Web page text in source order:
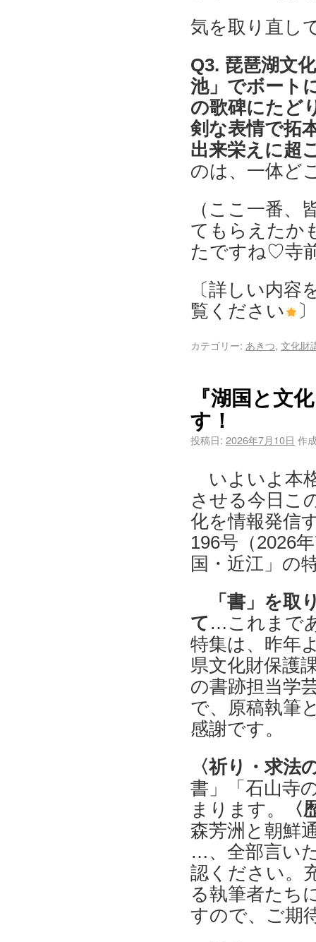
気を取り直し
Q3. 琵琶湖文
池」でボート
の歌碑にたど
剣な表情で拓
出来栄えに超
のは、一体ど
（ここ一番、
てもらえたか
たですね♡寺
〔詳しい内容
覧ください
〕
カテゴリー: あきつ, 文化財
『湖国と文
す！
投稿日: 2026年7月10日 作
いよいよ本
させる今日こ
化を情報発信
196号（2026
国・近江」の
「書」を取
て …これまで
特集は、昨年
県文化財保護
の書跡担当学
で、原稿執筆
感謝です。
〈祈り・求法
書」「石山寺
まります。
森芳洲と朝鮮
…、全部言い
認ください。
る執筆者たち
すので、ご期